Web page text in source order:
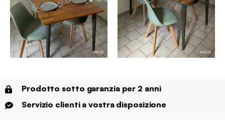
Prodotto sotto garanzia per 2 anni
Servizio clienti a vostra disposizione